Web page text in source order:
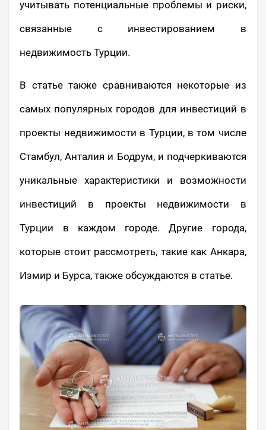
учитывать потенциальные проблемы и риски,
связанные с инвестированием в
недвижимость Турции.
В статье также сравниваются некоторые из
самых популярных городов для инвестиций в
проекты недвижимости в Турции, в том числе
Стамбул, Анталия и Бодрум, и подчеркиваются
уникальные характеристики и возможности
инвестиций в проекты недвижимости в
Турции в каждом городе. Другие города,
которые стоит рассмотреть, такие как Анкара,
Измир и Бурса, также обсуждаются в статье.